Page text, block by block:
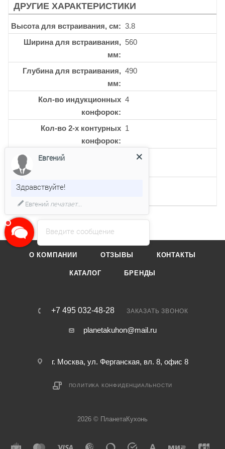
ДРУГИЕ ХАРАКТЕРИСТИКИ
Высота для встраивания, см
3.8
Ширина для встраивания,
мм
560
Глубина для встраивания,
мм
490
Кол-во индукционных
конфорок
4
Кол-во 2-х контурных
конфорок
1
Кол-во керамических
Кол-во 3-х контурных
О КОМПАНИИ ОТЗЫВЫ КОНТАКТЫ
КАТАЛОГ БРЕНДЫ
+7 495 032-48-28 ЗАКАЗАТЬ ЗВОНОК
planetakuhon@mail.ru
г. Москва, ул. Ферганская, вл. 8, офис 8
ПОЛИТИКА КОНФИДЕНЦИАЛЬНОСТИ
2026 © ПланетаКухонь
Введите сообщение
Евгений
Здравствуйте!
Евгенийпечатает...